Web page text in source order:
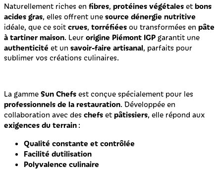
Naturellement riches en fibres, protéines végétales et bons
acides gras, elles offrent une source dénergie nutritive
idéale, que ce soit crues, torréfiées ou transformées en pâte
à tartiner maison. Leur origine Piémont IGP garantit une
authenticité et un savoir-faire artisanal, parfaits pour
sublimer vos créations culinaires.
La gamme Sun Chefs est conçue spécialement pour les
professionnels de la restauration. Développée en
collaboration avec des chefs et pâtissiers, elle répond aux
exigences du terrain :
Qualité constante et contrôlée
Facilité dutilisation
Polyvalence culinaire